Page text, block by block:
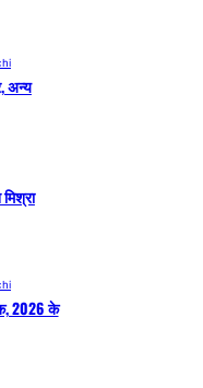
अन्य
2026 के